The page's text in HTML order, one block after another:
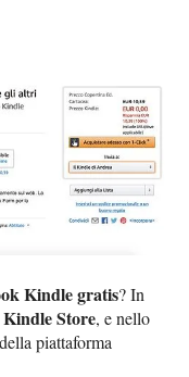
Kindle gratis? In
Kindle Store, e nello
della piattaforma